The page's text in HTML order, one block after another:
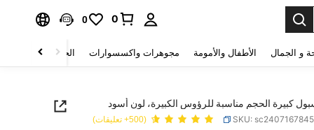
0
0
و الجمال الأطفال والأمومة مجوهرات واكسسوارات الحقائب والأمتعة
كبيرة الحجم مناسبة للرؤوس الكبيرة، لون أسود
SKU: (500+ تعليقات)